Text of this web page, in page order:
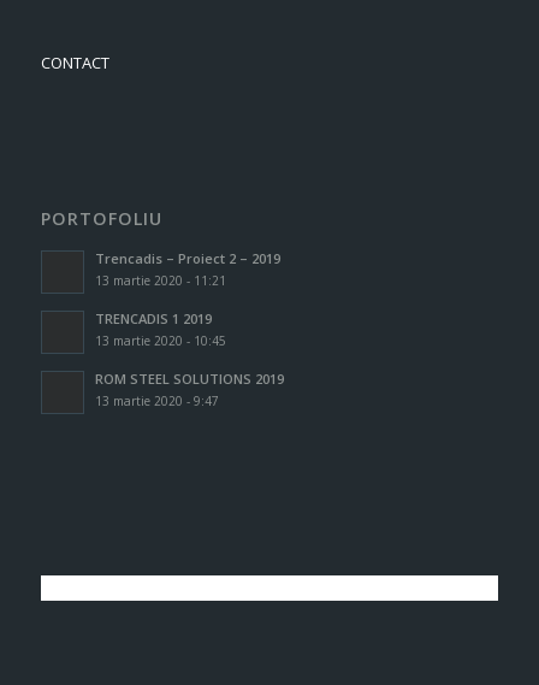
CONTACT
PORTOFOLIU
Trencadis – Proiect 2 – 2019
13 martie 2020 - 11:21
TRENCADIS 1 2019
13 martie 2020 - 10:45
ROM STEEL SOLUTIONS 2019
13 martie 2020 - 9:47